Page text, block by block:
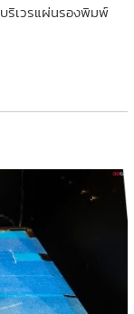
ริเวรแผ่นรองพิมพ์